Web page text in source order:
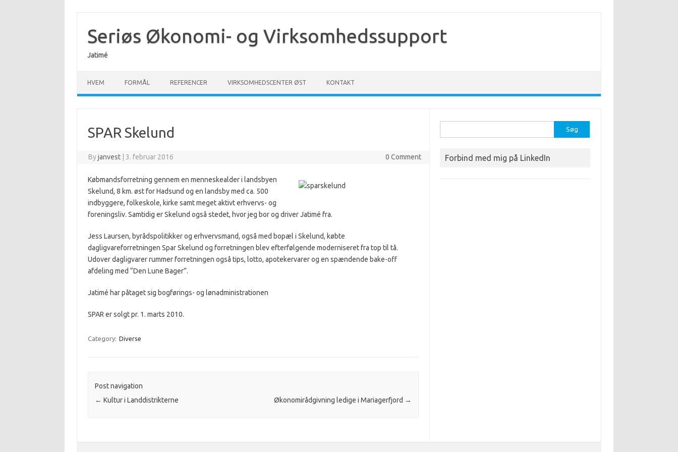
contentSeriøs Økonomi- og Virksomhedssupport
Jatimé
HVEM FORMÅL REFERENCER VIRKSOMHEDSCENTER ØST KONTAKT
SPAR Skelund
Byjanvest 3. februar 2016 0 Comment
Købmandsforretning gennem en menneskealder i landsbyen
Skelund, 8 km. øst for Hadsund og en landsby med ca. 500
indbyggere, folkeskole, kirke samt meget aktivt erhvervs- og
foreningsliv. Samtidig er Skelund også stedet, hvor jeg bor og driver Jatimé fra.
Jess Laursen, byrådspolitikker og erhvervsmand, også med bopæl i Skelund, købte
dagligvareforretningen Spar Skelund og forretningen blev efterfølgende moderniseret fra top til tå.
Udover dagligvarer rummer forretningen også tips, lotto, apotekervarer og en spændende bake-off
afdeling med “Den Lune Bager”.
Jatimé har påtaget sig bogførings- og lønadministrationen
SPAR er solgt pr. 1. marts 2010.
Category: Diverse
Post navigation
← Kultur i Landdistrikterne Økonomirådgivning ledige i Mariagerfjord →
efter:
Forbind med mig på LinkedIn